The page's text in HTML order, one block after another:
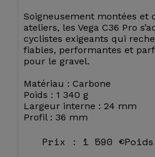
Soigneusement montées et
ateliers, les Vega C36 Pro
cyclistes exigeants qui
fiables, performantes et
pour le gravel.
Matériau : Carbone
Poids : 1 340 g
Largeur interne : 24 mm
Profil : 36 mm
Prix : 1 590 €